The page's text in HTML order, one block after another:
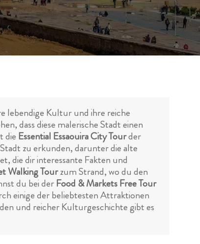
lebendige Kultur und ihre reiche
dass diese malerische Stadt einen
die Essential Essaouira City Tourder
zu erkunden, darunter die alte
die dir interessante Fakten und
Walking Tourzum Strand, wo du den
du bei derFood & Markets Free Tour
einige der beliebtesten Attraktionen
und reicher Kulturgeschichte gibt es